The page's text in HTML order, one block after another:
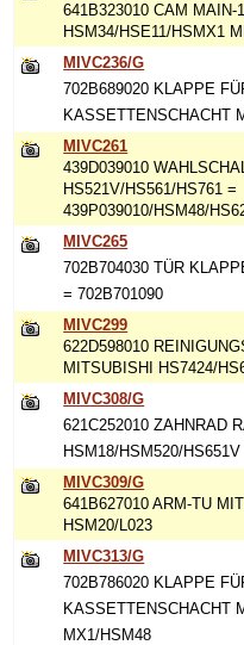
641B323010 CAM MAIN-1
HSM34/HSE11/HSMX1
MIVC236/G
702B689020 KLAPPE
KASSETTENSCHACHT
MIVC261
439D039010
HS521V/HS561/HS761 =
439P039010/HSM48/
MIVC265
702B704030 TÜR
= 702B701090
MIVC299
622D598010
MITSUBISHI HS7424/
MIVC308/G
621C252010 ZAHNRAD
HSM18/HSM520/HS651V
MIVC309/G
641B627010 ARM-TU
HSM20/L023
MIVC313/G
702B786020 KLAPPE
KASSETTENSCHACHT
MX1/HSM48